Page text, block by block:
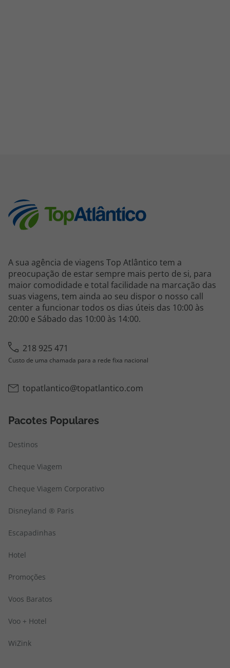
A sua agência de viagens Top Atlântico tem a
preocupação de estar sempre mais perto de si, para
maior comodidade e total facilidade na marcação das
suas viagens, tem ainda ao seu dispor o nosso call
center a funcionar todos os dias úteis das 10:00 às
20:00 e Sábado das 10:00 às 14:00.
218 925 471
Custo de uma chamada para a rede fixa nacional
topatlantico@topatlantico.com
Pacotes Populares
Destinos
Cheque Viagem
Cheque Viagem Corporativo
Disneyland ® Paris
Escapadinhas
Hotel
Promoções
Voos Baratos
Voo + Hotel
WiZink